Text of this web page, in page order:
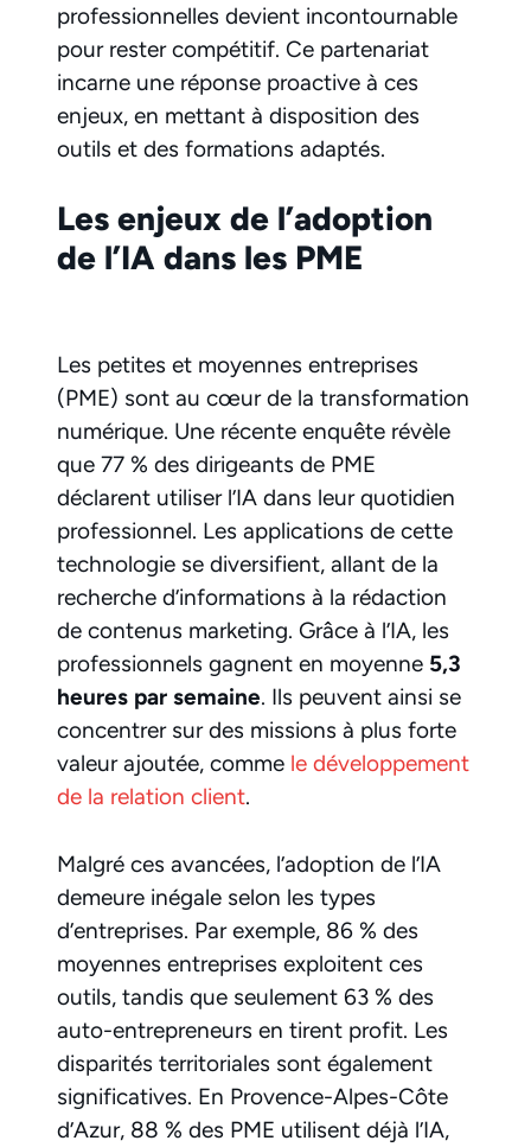
professionnelles devient incontournable
pour rester compétitif. Ce partenariat
incarne une réponse proactive à ces
enjeux, en mettant à disposition des
outils et des formations adaptés.
Les enjeux de l’adoption
de l’IA dans les PME
Les petites et moyennes entreprises
(PME) sont au cœur de la transformation
numérique. Une récente enquête révèle
que 77 % des dirigeants de PME
déclarent utiliser l’IA dans leur quotidien
professionnel. Les applications de cette
technologie se diversifient, allant de la
recherche d’informations à la rédaction
de contenus marketing. Grâce à l’IA, les
professionnels gagnent en moyenne 5,3
heures par semaine. Ils peuvent ainsi se
concentrer sur des missions à plus forte
valeur ajoutée, comme le développement
de la relation client.
Malgré ces avancées, l’adoption de l’IA
demeure inégale selon les types
d’entreprises. Par exemple, 86 % des
moyennes entreprises exploitent ces
outils, tandis que seulement 63 % des
auto-entrepreneurs en tirent profit. Les
disparités territoriales sont également
significatives. En Provence-Alpes-Côte
d’Azur, 88 % des PME utilisent déjà l’IA,